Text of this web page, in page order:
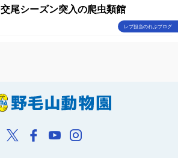
レプ担当のれぷブログ
交尾シーズン突入の爬虫類館